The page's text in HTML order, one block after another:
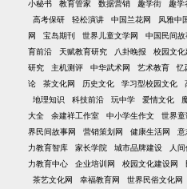
小秘书
教育管家 数据营销 趣学街 趣学
高考保研
轻松演讲 中国兰花网 风雅中
网
宝岛期刊 世界儿童文学网 中国民间故
育前沿
天赋教育研究 八卦晚报 校园文
研究
主机测评 中华武术网 艺术教育 忆
论
茶文化网 历史文化 学习型校园文化
地理知识
科技前沿 玩中学 爱情文化
大全
余建祥工作室 中小学生作文 世界
界民间故事网
营销策划网 健康生活网
力教育智库
家长学院 城市品牌建设 人
力教育中心
企业培训网 校园文化建设网
茶艺文化网
幸福教育网 世界民俗文化网